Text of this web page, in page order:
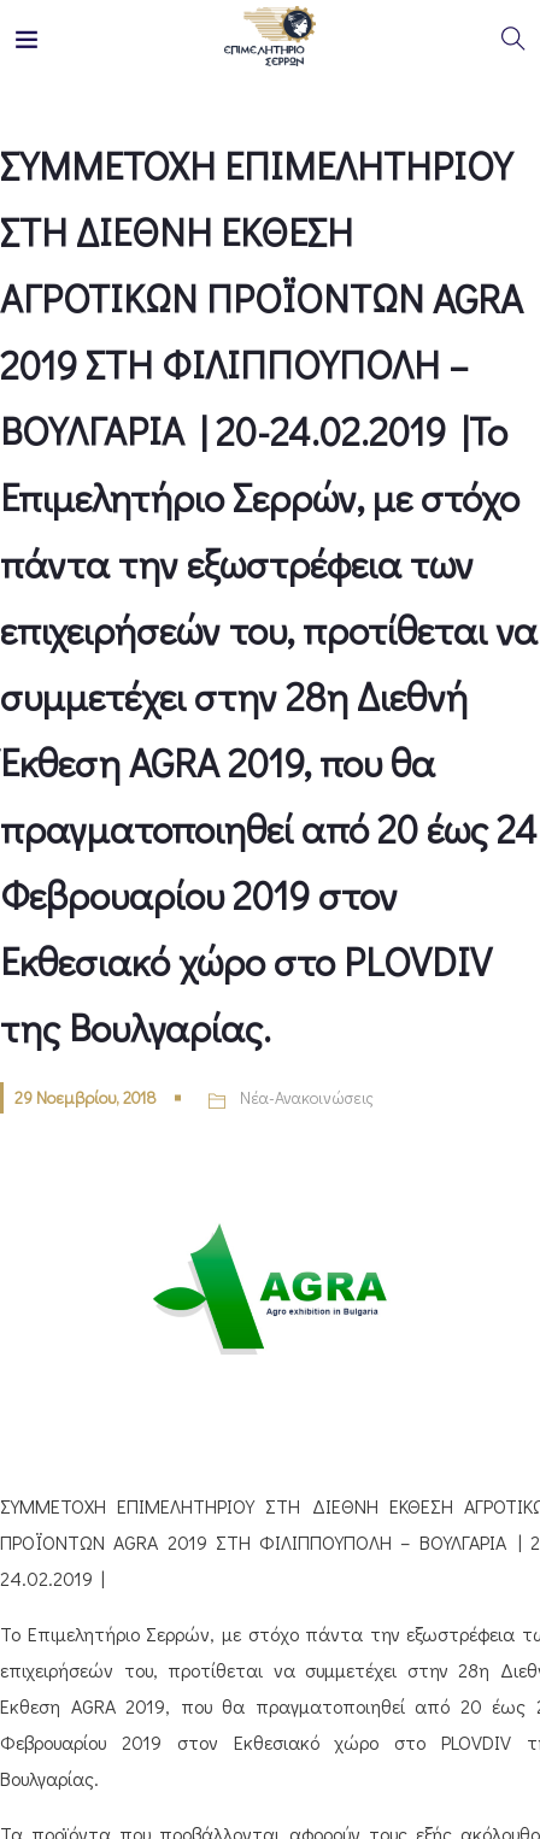
ΣΥΜΜΕΤΟΧΗ ΕΠΙΜΕΛΗΤΗΡΙΟΥ
ΣΤΗ ΔΙΕΘΝΗ ΕΚΘΕΣΗ
ΑΓΡΟΤΙΚΩΝ ΠΡΟΪΟΝΤΩΝ AGRA
2019 ΣΤΗ ΦΙΛΙΠΠΟΥΠΟΛΗ –
ΒΟΥΛΓΑΡΙΑ | 20-24.02.2019 |Το
Επιμελητήριο Σερρών, με στόχο
πάντα την εξωστρέφεια των
επιχειρήσεών του, προτίθεται να
συμμετέχει στην 28η Διεθνή
Έκθεση AGRA 2019, που θα
πραγματοποιηθεί από 20 έως 24
Φεβρουαρίου 2019 στον
Εκθεσιακό χώρο στο PLOVDIV
της Βουλγαρίας.
29 Νοεμβρίου, 2018 Νέα-Ανακοινώσεις
ΣΥΜΜΕΤΟΧΗ ΕΠΙΜΕΛΗΤΗΡΙΟΥ ΣΤΗ ΔΙΕΘΝΗ ΕΚΘΕΣΗ
ΠΡΟΪΟΝΤΩΝ AGRA 2019 ΣΤΗ ΦΙΛΙΠΠΟΥΠΟΛΗ – ΒΟΥΛΓΑΡΙΑ |
24.02.2019 |
Το Επιμελητήριο Σερρών, με στόχο πάντα την εξωστρέφεια
επιχειρήσεών του, προτίθεται να συμμετέχει στην 28η
Έκθεση AGRA 2019, που θα πραγματοποιηθεί από 20 έως
Φεβρουαρίου 2019 στον Εκθεσιακό χώρο στο PLOVDIV
Βουλγαρίας.
Τα προϊόντα που προβάλλονται αφορούν τους εξής